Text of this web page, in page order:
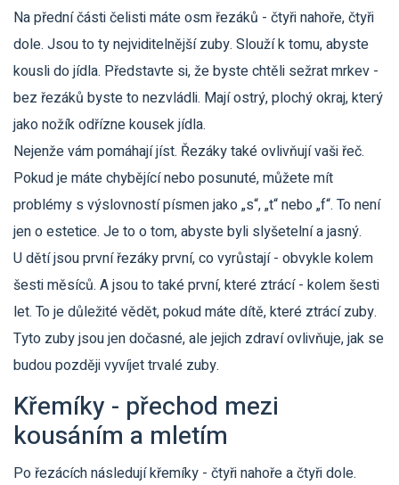
Na přední části čelisti máte osm řezáků - čtyři nahoře, čtyři
dole. Jsou to ty nejviditelnější zuby. Slouží k tomu, abyste
kousli do jídla. Představte si, že byste chtěli sežrat mrkev -
bez řezáků byste to nezvládli. Mají ostrý, plochý okraj, který
jako nožík odřízne kousek jídla.
Nejenže vám pomáhají jíst. Řezáky také ovlivňují vaši řeč.
Pokud je máte chybějící nebo posunuté, můžete mít
problémy s výslovností písmen jako „s“, „t“ nebo „f“. To není
jen o estetice. Je to o tom, abyste byli slyšetelní a jasný.
U dětí jsou první řezáky první, co vyrůstají - obvykle kolem
šesti měsíců. A jsou to také první, které ztrácí - kolem šesti
let. To je důležité vědět, pokud máte dítě, které ztrácí zuby.
Tyto zuby jsou jen dočasné, ale jejich zdraví ovlivňuje, jak se
budou později vyvíjet trvalé zuby.
Křemíky - přechod mezi
kousáním a mletím
Po řezácích následují křemíky - čtyři nahoře a čtyři dole.